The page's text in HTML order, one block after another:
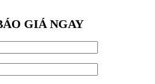
GIÁ NGAY